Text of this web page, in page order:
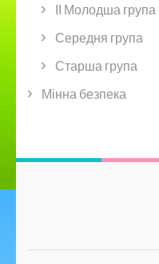
ІІ Молодша група
Середня група
Старша група
Мінна безпека